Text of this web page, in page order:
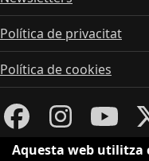
Política de privacitat
Política de cookies
Aquesta web utilitza